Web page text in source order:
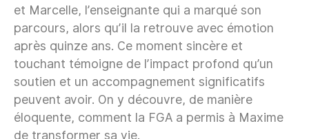
et Marcelle, l’enseignante qui a marqué son
parcours, alors qu’il la retrouve avec émotion
après quinze ans. Ce moment sincère et
touchant témoigne de l’impact profond qu’un
soutien et un accompagnement significatifs
peuvent avoir. On y découvre, de manière
éloquente, comment la FGA a permis à Maxime
de transformer sa vie.